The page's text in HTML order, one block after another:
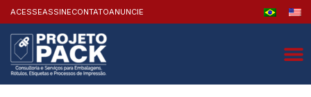
ACESSEASSINECONTATOANUNCIE